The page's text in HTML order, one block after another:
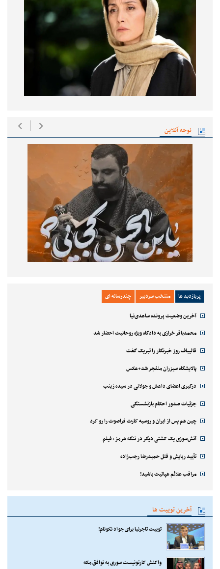
نوحه آنلاین
پربازدید ها منتخب سردبیر چندرسانه ای
آخرین وضعیت پرونده ساعدی‌نیا
محمدباقر خرازی به دادگاه ویژه روحانیت احضار شد
قالیباف روز خبرنگار را تبریک گفت
پالایشگاه سیزران منفجر شد+عکس
درگیری اعضای داعش و جولانی در سیده زینب
جزئیات صدور احکام بازنشستگی
چین هم پس از ایران و روسیه کارت فراصوت را رو کرد
آتش‌سوزی یک کشتی دیگر در تنگه هرمز+فیلم
تأیید ربایش و قتل حمیدرضا رجب‌زاده
مراقب علائم هپاتیت باشید!
آخرین توییت ها
توییت تاجرنیا برای جواد نکونام!
واکنش کارتونیست سوری به توافق مکه